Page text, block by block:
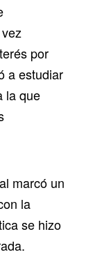
por
a estudiar
la que
marcó un
la
se hizo